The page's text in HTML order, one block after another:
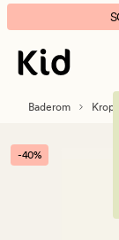
Therapie
Sandalwood
Amber
håndsåpe
banner.
Klikk
ESCAPE
pause.
Baderom
-40%